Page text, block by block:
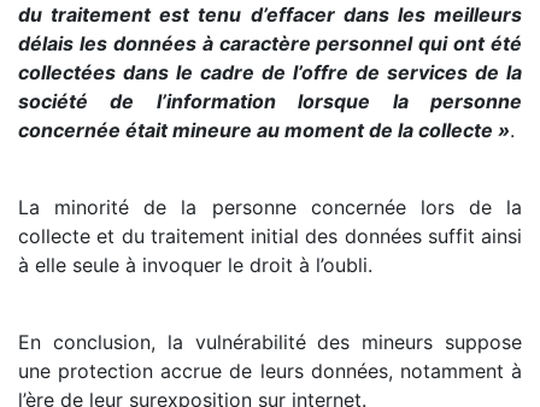
du traitement est tenu d’effacer dans les meilleurs
délais les données à caractère personnel qui ont été
collectées dans le cadre de l’offre de services de la
société de l’information lorsque la personne
concernée était mineure au moment de la collecte ».
La minorité de la personne concernée lors de la
collecte et du traitement initial des données suffit ainsi
à elle seule à invoquer le droit à l’oubli.
En conclusion, la vulnérabilité des mineurs suppose
une protection accrue de leurs données, notamment à
l’ère de leur surexposition sur internet.